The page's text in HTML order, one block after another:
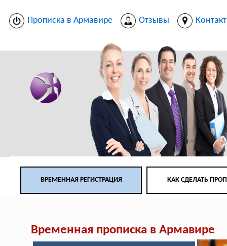
Прописка в Армавире Отзывы
ВРЕМЕННАЯ РЕГИСТРАЦИЯ КАК СДЕЛАТЬ
Временная прописка в Армавире